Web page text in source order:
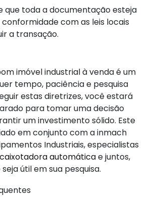
que toda a documentação esteja
com as leis locais
a transação.
imóvel industrial à venda é um
tempo, paciência e pesquisa
estas diretrizes, você estará
para tomar uma decisão
um investimento sólido. Este
em conjunto com a inmach
Industriais, especialistas
automáticae juntos,
útil em sua pesquisa.